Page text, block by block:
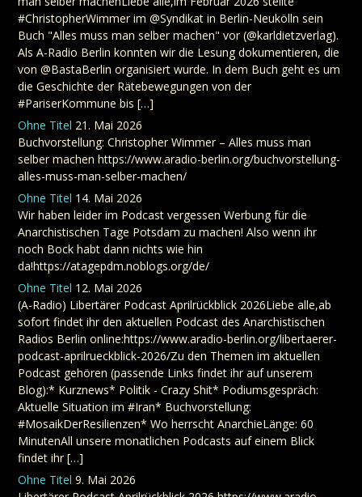
#ChristopherWimmer im @Syndikat in Berlin-Neukölln sein
Buch "Alles muss man selber machen" vor (@karldietzverlag).
Als A-Radio Berlin konnten wir die Lesung dokumentieren, die
von @BastaBerlin organisiert wurde. In dem Buch geht es um
die Geschichte der Rätebewegungen von der
#PariserKommune bis […]
Ohne Titel 21. Mai 2026
Buchvorstellung: Christopher Wimmer – Alles muss man
selber machen https://www.aradio-berlin.org/buchvorstellung-
alles-muss-man-selber-machen/
Ohne Titel 14. Mai 2026
Wir haben leider im Podcast vergessen Werbung für die
Anarchistischen Tage Potsdam zu machen! Also wenn ihr
noch Bock habt dann nichts wie hin
da!https://atagepdm.noblogs.org/de/
Ohne Titel 12. Mai 2026
(A-Radio) Libertärer Podcast Aprilrückblick 2026Liebe alle,ab
sofort findet ihr den aktuellen Podcast des Anarchistischen
Radios Berlin online:https://www.aradio-berlin.org/libertaerer-
podcast-aprilrueckblick-2026/Zu den Themen im aktuellen
Podcast gehören (passende Links findet ihr auf unserem
Blog):* Kurznews* Politik - Crazy Shit* Podiumsgespräch:
Aktuelle Situation im #Iran* Buchvorstellung:
#MosaikDerResilienzen* Wo herrscht AnarchieLänge: 60
MinutenAll unsere monatlichen Podcasts auf einem Blick
findet ihr […]
Ohne Titel 9. Mai 2026